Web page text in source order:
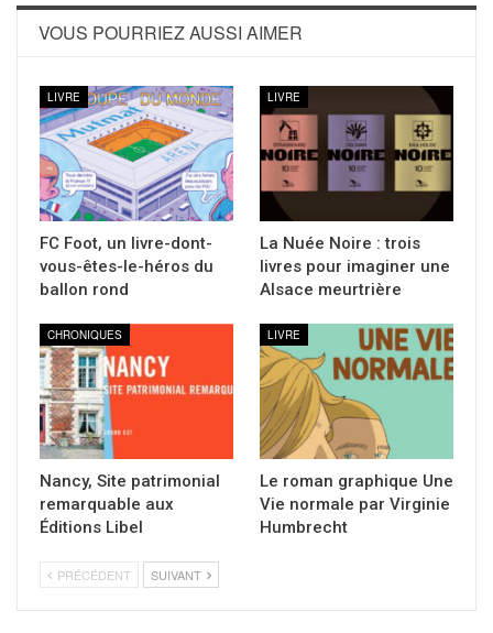
VOUS POURRIEZ AUSSI AIMER
LIVRE
FC Foot, un livre-dont-
vous-êtes-le-héros du
ballon rond
LIVRE
La Nuée Noire : trois
livres pour imaginer une
Alsace meurtrière
CHRONIQUES
Nancy, Site patrimonial
remarquable aux
Éditions Libel
LIVRE
Le roman graphique Une
Vie normale par Virginie
Humbrecht
PRÉCÉDENT SUIVANT